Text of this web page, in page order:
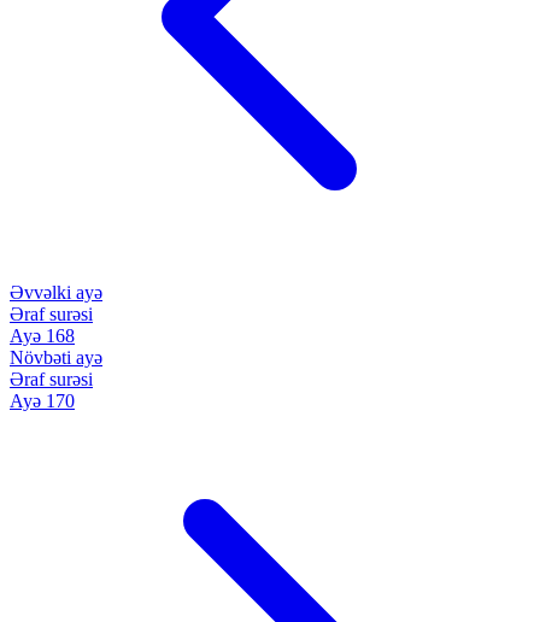
Əvvəlki ayə
Əraf surəsi
Ayə 168
Növbəti ayə
Əraf surəsi
Ayə 170